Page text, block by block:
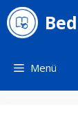
Zum
Inhalt
springen
Menü